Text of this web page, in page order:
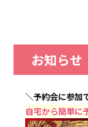
お知らせ
＼予約会に参加
自宅から簡単に